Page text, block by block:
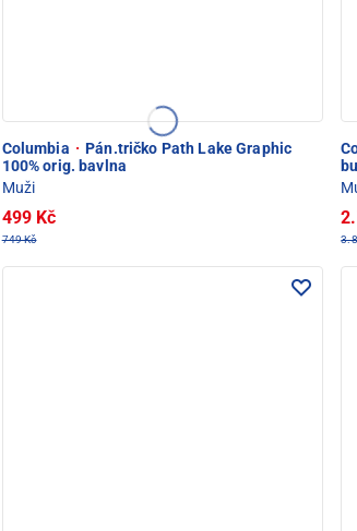
Columbia · Pán.tričko Path Lake Graphic
100% orig. bavlna
Muži
499 Kč
749 Kč